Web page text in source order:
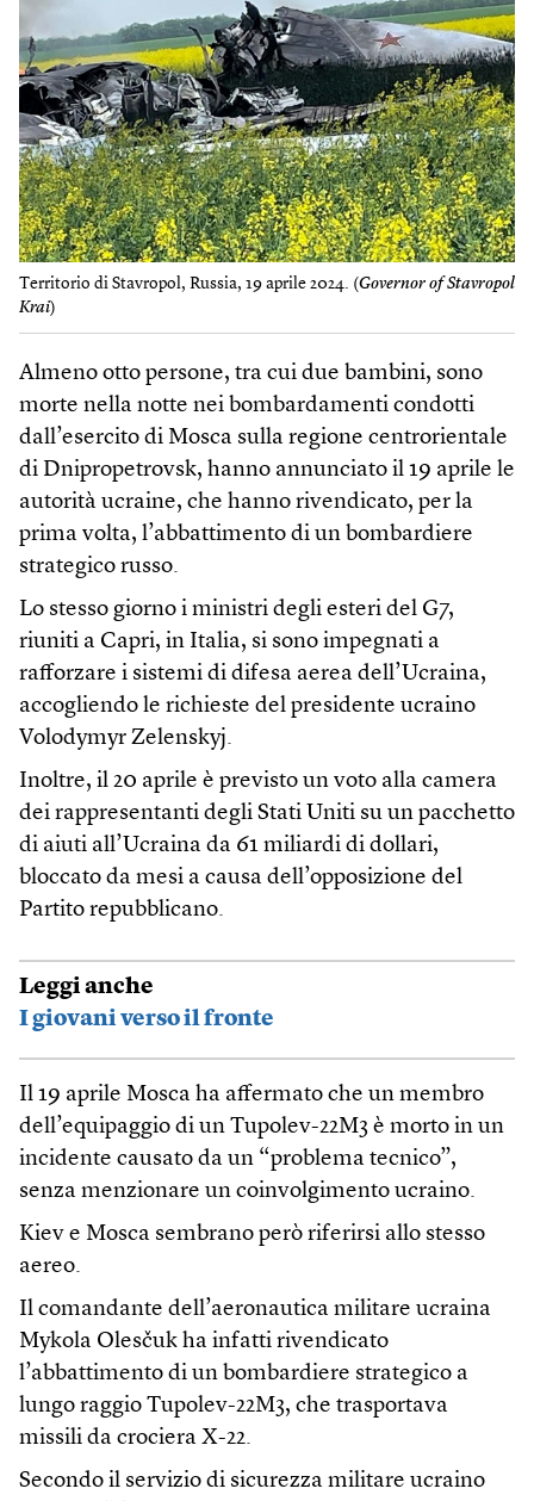
Territorio di Stavropol, Russia, 19 aprile 2024. (Governor of Stavropol
Krai)
Almeno otto persone, tra cui due bambini, sono
morte nella notte nei bombardamenti condotti
dall’esercito di Mosca sulla regione centrorientale
di Dnipropetrovsk, hanno annunciato il 19 aprile le
autorità ucraine, che hanno rivendicato, per la
prima volta, l’abbattimento di un bombardiere
strategico russo.
Lo stesso giorno i ministri degli esteri del G7,
riuniti a Capri, in Italia, si sono impegnati a
rafforzare i sistemi di difesa aerea dell’Ucraina,
accogliendo le richieste del presidente ucraino
Volodymyr Zelenskyj.
Inoltre, il 20 aprile è previsto un voto alla camera
dei rappresentanti degli Stati Uniti su un pacchetto
di aiuti all’Ucraina da 61 miliardi di dollari,
bloccato da mesi a causa dell’opposizione del
Partito repubblicano.
Leggi anche
I giovani verso il fronte
Il 19 aprile Mosca ha affermato che un membro
dell’equipaggio di un Tupolev-22M3 è morto in un
incidente causato da un “problema tecnico”,
senza menzionare un coinvolgimento ucraino.
Kiev e Mosca sembrano però riferirsi allo stesso
aereo.
Il comandante dell’aeronautica militare ucraina
Mykola Olesčuk ha infatti rivendicato
l’abbattimento di un bombardiere strategico a
lungo raggio Tupolev-22M3, che trasportava
missili da crociera X-22.
Secondo il servizio di sicurezza militare ucraino